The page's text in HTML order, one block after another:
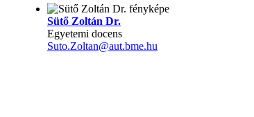
Sütő Zoltán Dr.
Egyetemi docens
Suto.Zoltan@aut.bme.hu